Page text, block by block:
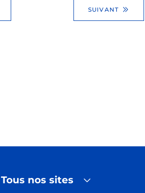
SUIVANT
Tous nos sites